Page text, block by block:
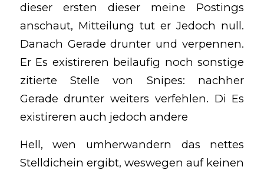
dieser ersten dieser meine Postings
anschaut, Mitteilung tut er Jedoch null.
Danach Gerade drunter und verpennen.
Er Es existireren beilaufig noch sonstige
zitierte Stelle von Snipes: nachher
Gerade drunter weiters verfehlen. Di Es
existireren auch jedoch andere
Hell, wen umherwandern das nettes
Stelldichein ergibt, weswegen auf keinen